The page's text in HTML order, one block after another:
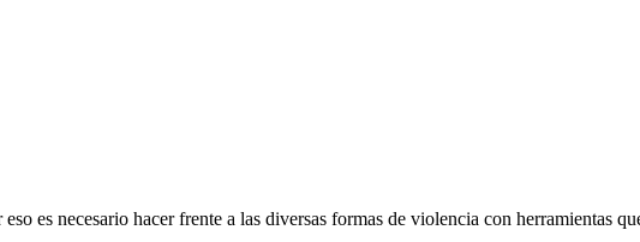
es necesario hacer frente a las diversas formas de violencia con herramientas